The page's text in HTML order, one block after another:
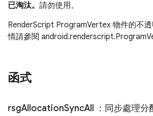
已淘汰。 請勿使用。
RenderScript ProgramVertex 物件的不
情請參閱
函式
rsgAllocationSyncAll ：同步處理